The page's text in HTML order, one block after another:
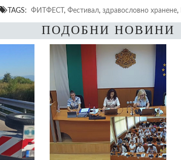
TAGS: ФИТФЕСТ, Фестивал, здравословно хранене,
ПОДОБНИ НОВИНИ